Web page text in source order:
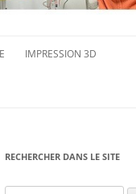
IMPRESSION 3D
NOS RÉALISATIONS EN 3D
IMPRESSION 3D DU NET
RECHERCHER DANS LE SITE